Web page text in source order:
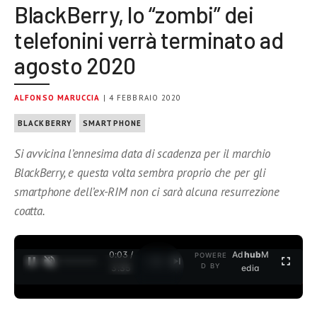
BlackBerry, lo “zombi” dei
telefonini verrà terminato ad
agosto 2020
ALFONSO MARUCCIA | 4 FEBBRAIO 2020
BLACKBERRY SMARTPHONE
Si avvicina l’ennesima data di scadenza per il marchio
BlackBerry, e questa volta sembra proprio che per gli
smartphone dell’ex-RIM non ci sarà alcuna resurrezione
coatta.
0:04 /
3:35
POWERE
D BY
AdhubM
edia